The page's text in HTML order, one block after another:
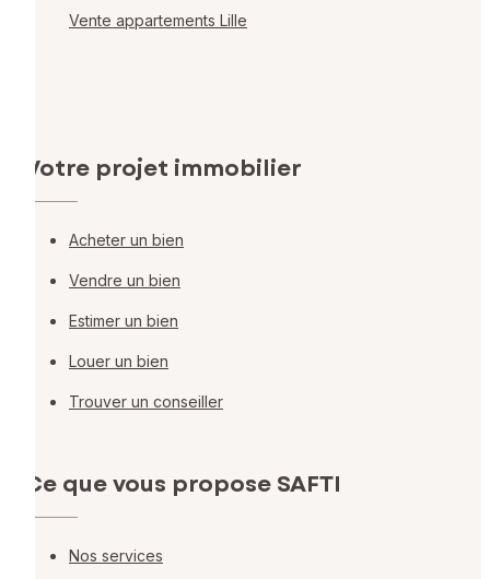
Vente appartements Lille
Votre projet immobilier
Acheter un bien
Vendre un bien
Estimer un bien
Louer un bien
Trouver un conseiller
Ce que vous propose SAFTI
Nos services